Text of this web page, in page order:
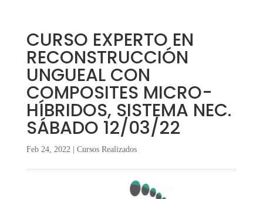
CURSO EXPERTO EN
RECONSTRUCCIÓN
UNGUEAL CON
COMPOSITES MICRO-
HÍBRIDOS, SISTEMA NEC.
SÁBADO 12/03/22
Feb 24, 2022| Cursos Realizados